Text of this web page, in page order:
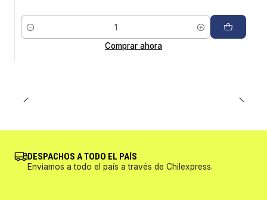
Cantidad
Comprar ahora
DESPACHOS A TODO EL PAÍS
Enviamos a todo el país a través de Chilexpress.